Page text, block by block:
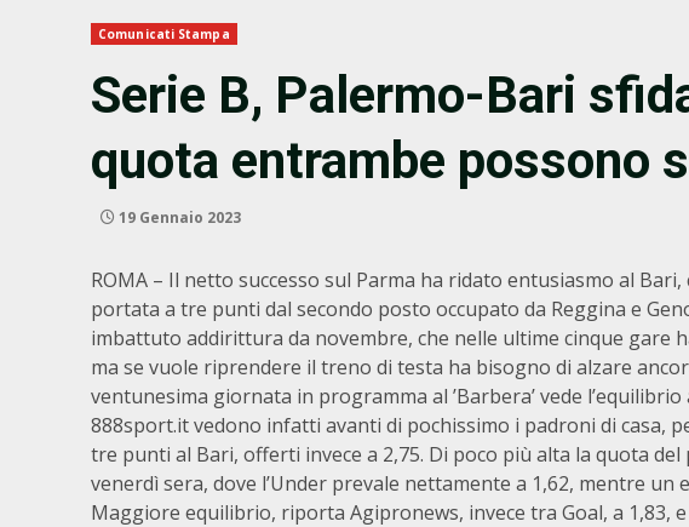
Comunicati Stampa
Serie B, Palermo-Bari
quota entrambe possono
19 Gennaio 2023
ROMA – Il netto successo sul Parma ha ridato entusiasmo al
portata a tre punti dal secondo posto occupato da Reggina e
imbattuto addirittura da novembre, che nelle ultime cinque gare
ma se vuole riprendere il treno di testa ha bisogno di alzare
ventunesima giornata in programma al ’Barbera’ vede
888sport.it vedono infatti avanti di pochissimo i padroni di casa,
tre punti al Bari, offerti invece a 2,75. Di poco più alta la quota
venerdì sera, dove l’Under prevale nettamente a 1,62, mentre un
Maggiore equilibrio, riporta Agipronews, invece tra Goal, a 1,83,